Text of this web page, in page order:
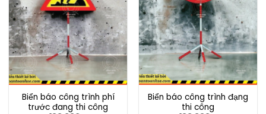
Biển báo công trình phí
trước đang thi công
Biển báo công trình đạng
thi công